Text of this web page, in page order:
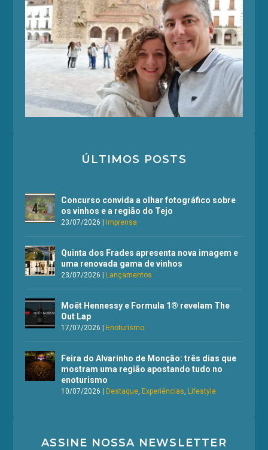
ÚLTIMOS POSTS
Concurso convida a olhar fotográfico sobre
os vinhos e a região do Tejo
23/07/2026 |Imprensa
Quinta dos Frades apresenta nova imagem e
uma renovada gama de vinhos
23/07/2026 |Lançamentos
Moët Hennessy e Formula 1® revelam The
Out Lap
17/07/2026 |Enoturismo
Feira do Alvarinho de Monção: três dias que
mostram uma região apostando tudo no
enoturismo
10/07/2026 |Destaque ,Experiências ,Lifestyle
ASSINE NOSSA NEWSLETTER